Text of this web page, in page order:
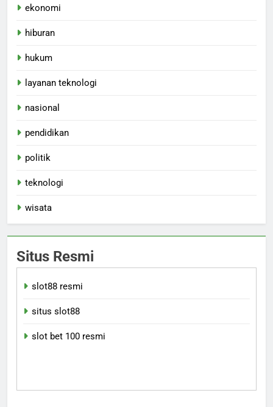
ekonomi
hiburan
hukum
layanan teknologi
nasional
pendidikan
politik
teknologi
wisata
Situs Resmi
slot88 resmi
situs slot88
slot bet 100 resmi